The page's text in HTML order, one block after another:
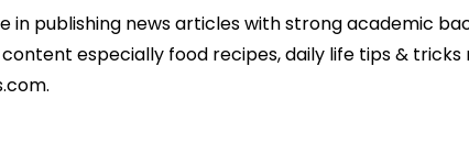
in publishing news articles with strong academic
especially food recipes, daily life tips &